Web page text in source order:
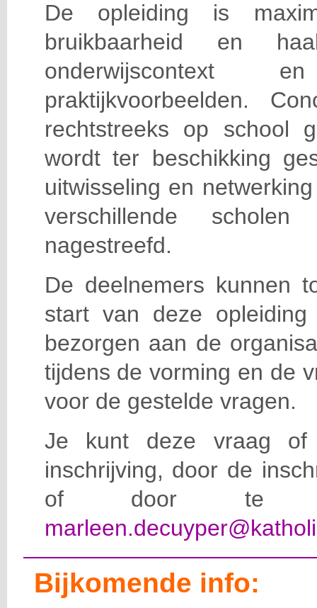
De opleiding is
bruikbaarheid en
praktijkvoorbeelden.
rechtstreeks op school
wordt ter beschikking
uitwisseling en
verschillende scholen
nagestreefd.
De deelnemers kunnen
start van deze
bezorgen aan de
tijdens de vorming en de
voor de gestelde vragen.
Je kunt deze vraag of
inschrijving, door de
of door te e-
Bijkomende info: